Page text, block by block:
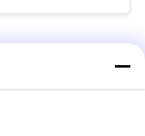
de voladura